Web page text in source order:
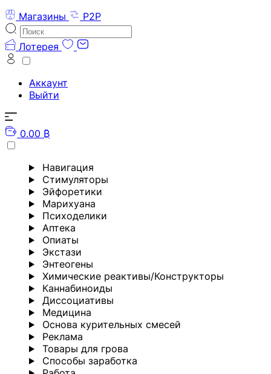
Магазины
P2P
Лотерея
Аккаунт
Выйти
0.00 ₿
Навигация
Стимуляторы
Эйфоретики
Марихуана
Психоделики
Аптека
Опиаты
Экстази
Энтеогены
Химические реактивы/Конструкторы
Каннабиноиды
Диссоциативы
Медицина
Основа курительных смесей
Реклама
Товары для грова
Способы заработка